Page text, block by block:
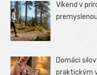
Víkend v
Domáci
praktickým